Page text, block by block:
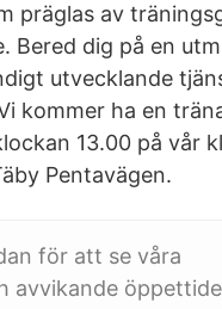
präglas av
Bered dig på en
utvecklande
kommer ha en
13.00 på vår
Pentavägen.
för att se våra
avvikande